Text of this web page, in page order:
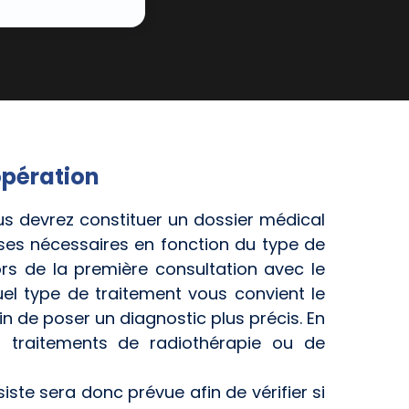
devrez constituer un dossier médical
nécessaires en fonction du type de
de la première consultation avec le
type de traitement vous convient le
de poser un diagnostic plus précis. En
de radiothérapie ou de
sera donc prévue afin de vérifier si